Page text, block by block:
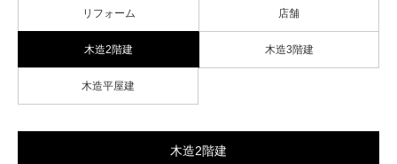
リフォーム 店舗
木造2階建 木造3階建
木造平屋建
木造2階建